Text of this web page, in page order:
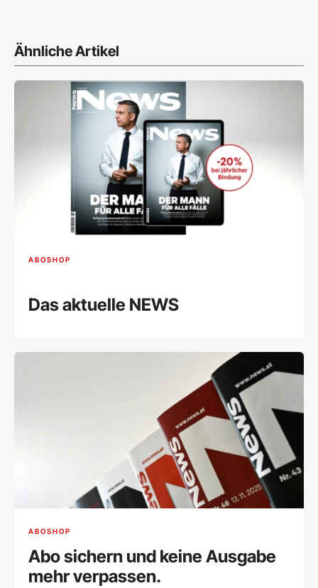
Ähnliche Artikel
ABOSHOP
Das aktuelle NEWS
ABOSHOP
Abo sichern und keine Ausgabe
mehr verpassen.